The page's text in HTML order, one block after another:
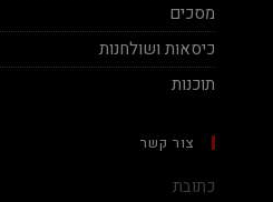
מסכים
כיסאות ושולחנות
תוכנות
צור קשר
כתובת